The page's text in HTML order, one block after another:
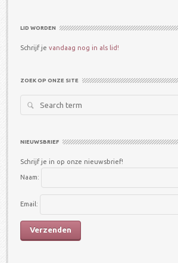
LID WORDEN
Schrijf je vandaag nog in als lid!
ZOEK OP ONZE SITE
NIEUWSBRIEF
Schrijf je in op onze nieuwsbrief!
Naam:
Email: